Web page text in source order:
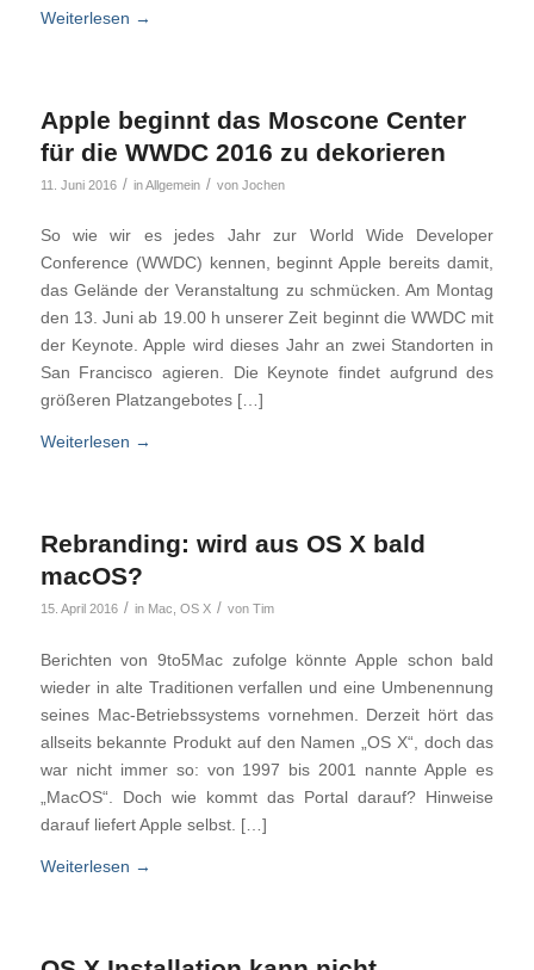
Weiterlesen →
Apple beginnt das Moscone Center
für die WWDC 2016 zu dekorieren
11. Juni 2016 / inAllgemein / von Jochen
So wie wir es jedes Jahr zur World Wide Developer
Conference (WWDC) kennen, beginnt Apple bereits damit,
das Gelände der Veranstaltung zu schmücken. Am Montag
den 13. Juni ab 19.00 h unserer Zeit beginnt die WWDC mit
der Keynote. Apple wird dieses Jahr an zwei Standorten in
San Francisco agieren. Die Keynote findet aufgrund des
größeren Platzangebotes […]
Weiterlesen →
Rebranding: wird aus OS X bald
macOS?
15. April 2016 / in Mac OS X / von Tim
Berichten von 9to5Mac zufolge könnte Apple schon bald
wieder in alte Traditionen verfallen und eine Umbenennung
seines Mac-Betriebssystems vornehmen. Derzeit hört das
allseits bekannte Produkt auf den Namen „OS X“, doch das
war nicht immer so: von 1997 bis 2001 nannte Apple es
„MacOS“. Doch wie kommt das Portal darauf? Hinweise
darauf liefert Apple selbst. […]
Weiterlesen →